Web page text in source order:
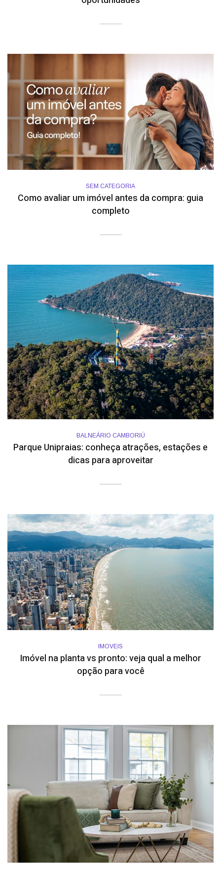
SEM CATEGORIA
Como avaliar um imóvel antes da compra: guia
completo
BALNEÁRIO CAMBORIÚ
Parque Unipraias: conheça atrações, estações e
dicas para aproveitar
IMOVEIS
Imóvel na planta vs pronto: veja qual a melhor
opção para você